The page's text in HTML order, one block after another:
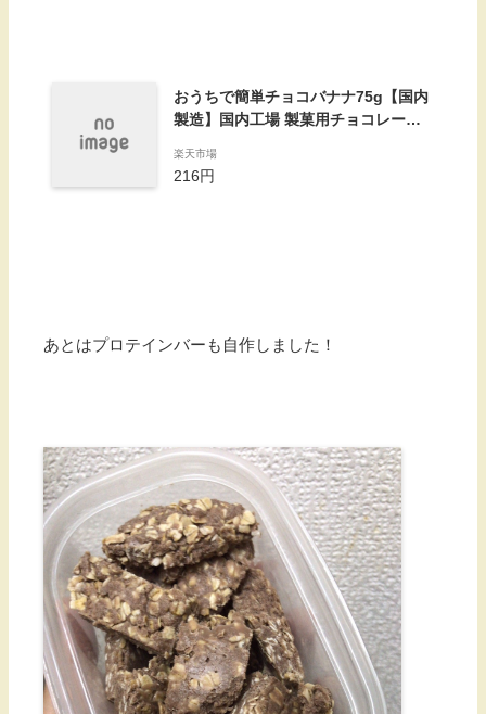
おうちで簡単チョコバナナ75g【国内
製造】国内工場 製菓用チョコレート
グ クリスマス バナナ お祭り 学園祭
文化祭 屋台 正栄 正栄食品
楽天市場
216円
あとはプロテインバーも自作しました！